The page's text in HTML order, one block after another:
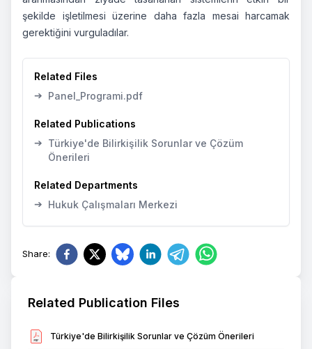
Related Publication Files
Türkiye'de Bilirkişilik Sorunlar ve Çözüm Önerileri
şekilde işletilmesi üzerine daha fazla mesai harcamak
gerektiğini vurguladılar.
Related Files
➔ Panel_Programi.pdf
Related Publications
➔ Türkiye'de Bilirkişilik Sorunlar ve Çözüm
Önerileri
Related Departments
➔ Hukuk Çalışmaları Merkezi
Share: